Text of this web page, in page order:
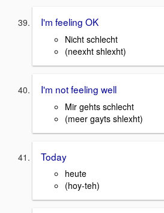
I'm feeling OK
Nicht schlecht
(neexht shlexht)
I'm not feeling well
Mir gehts schlecht
(meer gayts shlexht)
Today
heute
(hoy-teh)